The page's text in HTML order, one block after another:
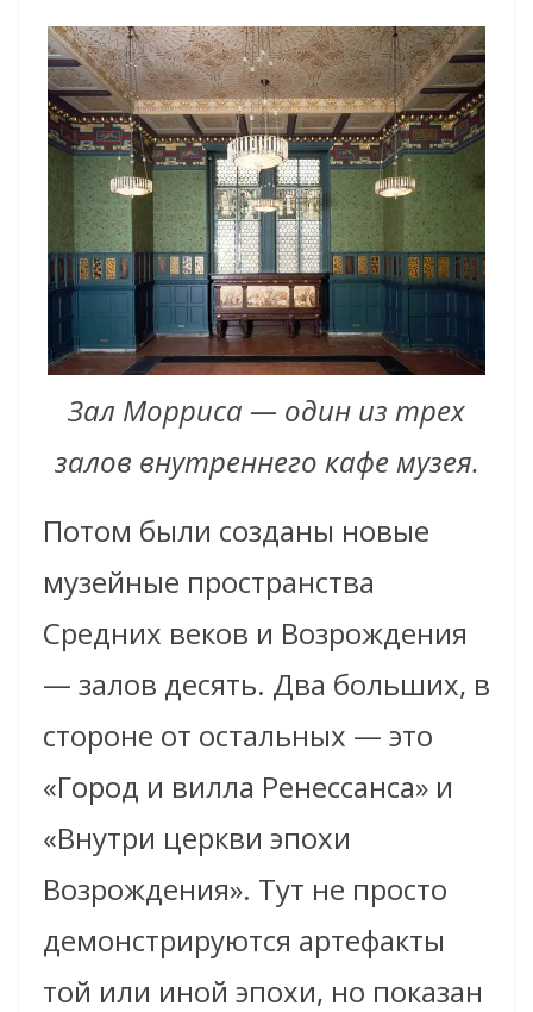
Зал Морриса — один из трех
залов внутреннего кафе музея.
Потом были созданы новые
музейные пространства
Средних веков и Возрождения
— залов десять. Два больших, в
стороне от остальных — это
«Город и вилла Ренессанса» и
«Внутри церкви эпохи
Возрождения». Тут не просто
демонстрируются артефакты
той или иной эпохи, но показан